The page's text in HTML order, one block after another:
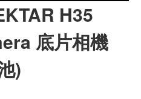
H35
底片相機
)